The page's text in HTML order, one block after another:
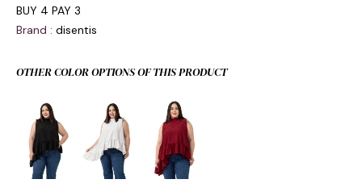
BUY 4 PAY 3
Brand : disentis
OTHER COLOR OPTIONS OF THIS PRODUCT